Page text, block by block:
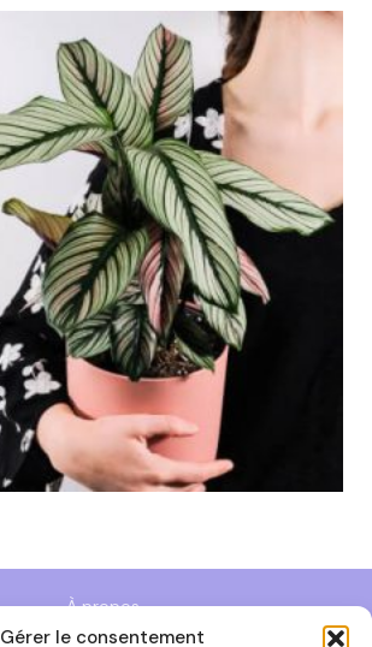
Gérer le consentement
À propos